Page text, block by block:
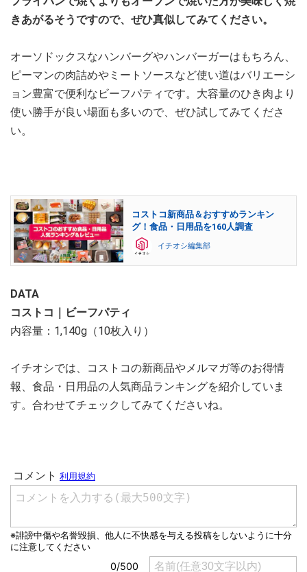
きあがるそうですので、ぜひ真似してみてください。
オーソドックスなハンバーグやハンバーガーはもちろん、
ピーマンの肉詰めやミートソースなど使い道はバリエーシ
ョン豊富で便利なビーフパティです。大容量のひき肉より
使い勝手が良い場面も多いので、ぜひ試してみてくださ
い。
コストコ新商品＆おすすめランキン
グ！食品・日用品を160人調査
イチオシ編集部
DATA
コストコ｜ビーフパティ
内容量：1,140g（10枚入り）
イチオシでは、コストコの新商品やメルマガ等のお得情
報、食品・日用品の人気商品ランキングを紹介していま
す。合わせてチェックしてみてくださいね。